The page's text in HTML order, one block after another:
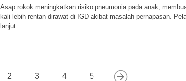
Asap rokok meningkatkan risiko pneumonia pada anak,
kali lebih rentan dirawat di IGD akibat masalah pernapasan.
lanjut.
2 3 4 5